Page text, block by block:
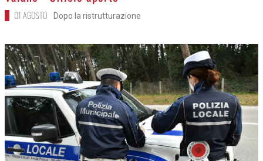
01 AGOSTO Dopo la ristrutturazione